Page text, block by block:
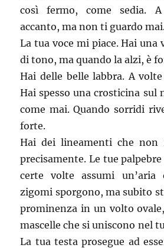
così fermo, come sedia.
accanto, ma non ti guardo
La tua voce mi piace. Hai una
di tono, ma quando la alzi, è
Hai delle belle labbra. A
Hai spesso una crosticina sul
come mai. Quando sorridi
forte.
Hai dei lineamenti che non
precisamente. Le tue
certe volte assumi
zigomi sporgono, ma subito
prominenza in un volto
mascelle che si uniscono nel
La tua testa prosegue ad